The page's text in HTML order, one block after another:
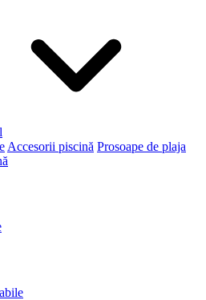
Accesorii piscină Prosoape de plaja